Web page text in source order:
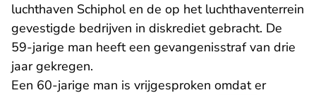
luchthaven Schiphol en de op het luchthaventerrein
gevestigde bedrijven in diskrediet gebracht. De
59-jarige man heeft een gevangenisstraf van drie
jaar gekregen.
Een 60-jarige man is vrijgesproken omdat er